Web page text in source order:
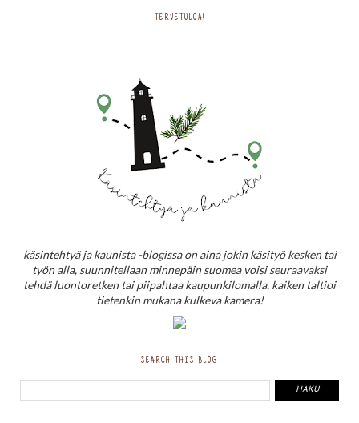
TERVETULOA!
käsintehtyä ja kaunista -blogissa on aina jokin käsityö kesken tai
työn alla, suunnitellaan minnepäin suomea voisi seuraavaksi
tehdä luontoretken tai piipahtaa kaupunkilomalla. kaiken taltioi
tietenkin mukana kulkeva kamera!
SEARCH THIS BLOG